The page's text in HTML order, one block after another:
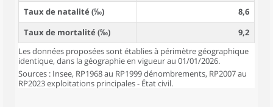
Taux de natalité (‰)
8,6
Taux de mortalité (‰)
9,2
Les données proposées sont établies à périmètre géographique
identique, dans la géographie en vigueur au 01/01/2026.
Sources : Insee, RP1968 au RP1999 dénombrements, RP2007 au
RP2023 exploitations principales - État civil.